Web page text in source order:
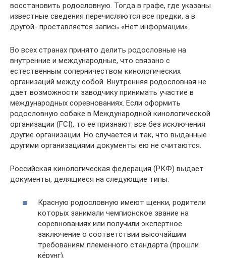
восстановить родословную. Тогда в графе, где указаны
известные сведения перечисляются все предки, а в
другой- проставляется запись «Нет информации».
Во всех странах принято делить родословные на
внутренние и международные, что связано с
естественным соперничеством кинологических
организаций между собой. Внутренняя родословная не
дает возможности заводчику принимать участие в
международных соревнованиях. Если оформить
родословную собаке в Международной кинологической
организации (FCI), то ее признают все без исключения
другие организации. Но случается и так, что выданные
другими организациями документы ею не считаются.
Российская кинологическая федерация (РКФ) выдает
документы, делящиеся на следующие типы:
Красную родословную имеют щенки, родители
которых занимали чемпионское звание на
соревнованиях или получили экспертное
заключение о соответствии высочайшим
требованиям племенного стандарта (прошли
кёрунг).